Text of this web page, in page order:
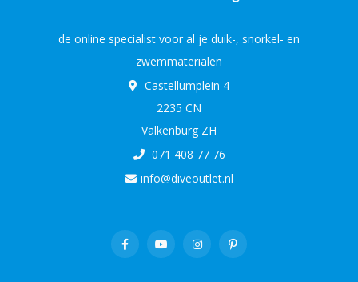
de online specialist voor al je duik-, snorkel- en
zwemmaterialen
Castellumplein 4
2235 CN
Valkenburg ZH
071 408 77 76
info@diveoutlet.nl